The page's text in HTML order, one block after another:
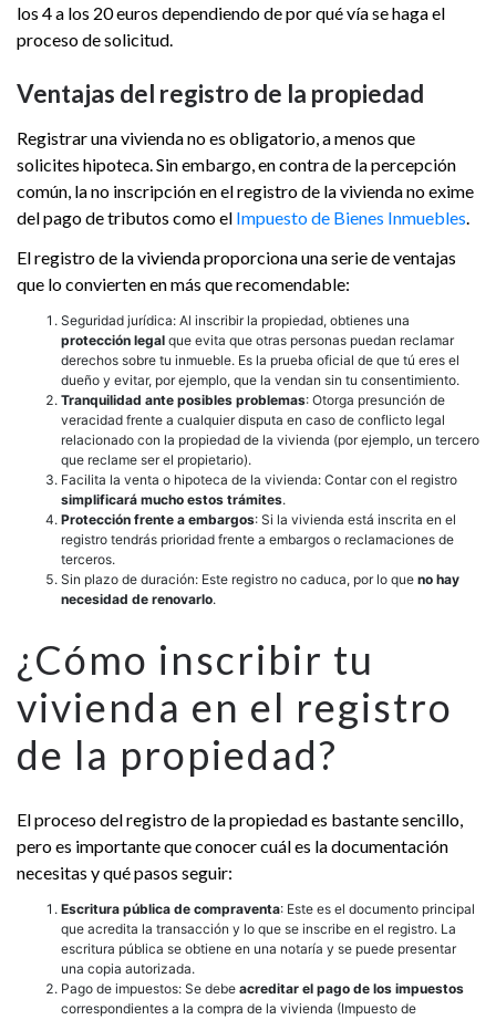
los 4 a los 20 euros dependiendo de por qué vía se haga el
proceso de solicitud.
Ventajas del registro de la propiedad
Registrar una vivienda no es obligatorio, a menos que
solicites hipoteca. Sin embargo, en contra de la percepción
común, la no inscripción en el registro de la vivienda no exime
del pago de tributos como el Impuesto de Bienes Inmuebles.
El registro de la vivienda proporciona una serie de ventajas
que lo convierten en más que recomendable:
Seguridad jurídica: Al inscribir la propiedad, obtienes una
protección legal que evita que otras personas puedan reclamar
derechos sobre tu inmueble. Es la prueba oficial de que tú eres el
dueño y evitar, por ejemplo, que la vendan sin tu consentimiento.
Tranquilidad ante posibles problemas: Otorga presunción de
veracidad frente a cualquier disputa en caso de conflicto legal
relacionado con la propiedad de la vivienda (por ejemplo, un tercero
que reclame ser el propietario).
Facilita la venta o hipoteca de la vivienda: Contar con el registro
simplificará mucho estos trámites.
Protección frente a embargos: Si la vivienda está inscrita en el
registro tendrás prioridad frente a embargos o reclamaciones de
terceros.
Sin plazo de duración: Este registro no caduca, por lo que no hay
necesidad de renovarlo.
¿Cómo inscribir tu
vivienda en el registro
de la propiedad?
El proceso del registro de la propiedad es bastante sencillo,
pero es importante que conocer cuál es la documentación
necesitas y qué pasos seguir:
Escritura pública de compraventa: Este es el documento principal
que acredita la transacción y lo que se inscribe en el registro. La
escritura pública se obtiene en una notaría y se puede presentar
una copia autorizada.
Pago de impuestos: Se debe acreditar el pago de los impuestos
correspondientes a la compra de la vivienda (Impuesto de